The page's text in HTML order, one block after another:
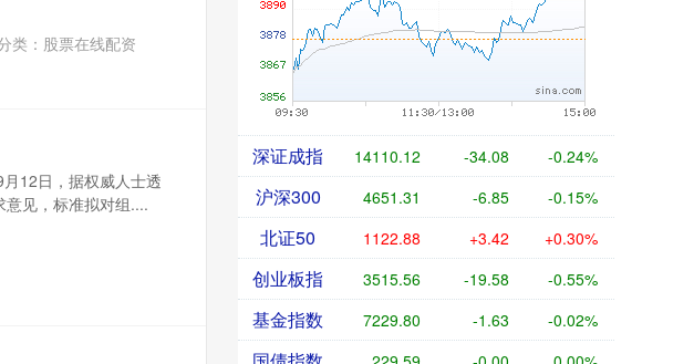
类： 股票在线配资
12日，据权威人士透
见，标准拟对组....
深证成指 14110.12 -34.08 -0.24%
沪深300 4651.31 -6.85 -0.15%
北证50 1122.88 +3.42 +0.30%
创业板指 3515.56 -19.58 -0.55%
基金指数 7229.80 -1.63 -0.02%